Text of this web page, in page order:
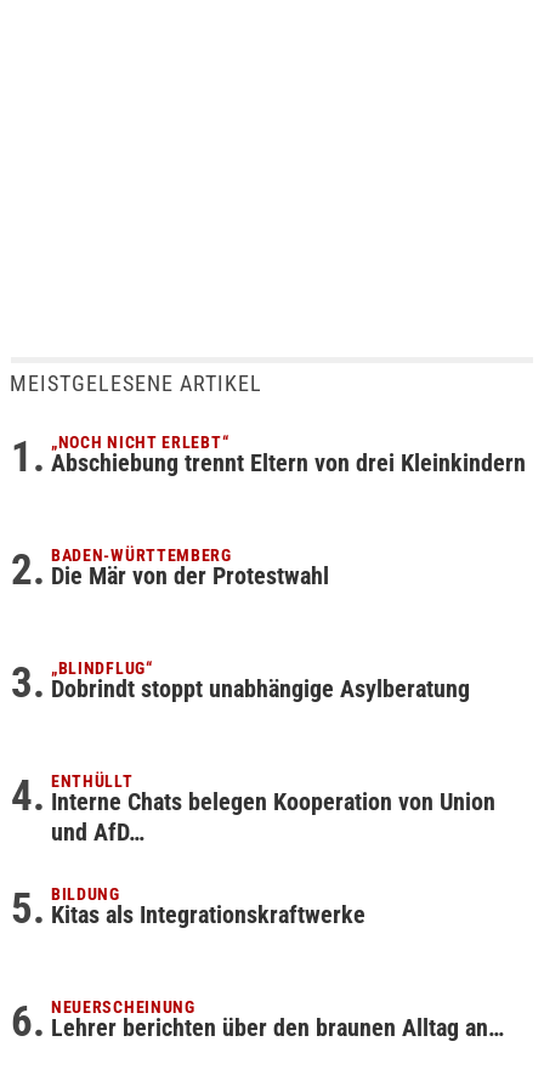
MEISTGELESENE ARTIKEL
„NOCH NICHT ERLEBT“
Abschiebung trennt Eltern von drei Kleinkindern
BADEN-WÜRTTEMBERG
Die Mär von der Protestwahl
„BLINDFLUG“
Dobrindt stoppt unabhängige Asylberatung
ENTHÜLLT
Interne Chats belegen Kooperation von Union
und AfD…
BILDUNG
Kitas als Integrationskraftwerke
NEUERSCHEINUNG
Lehrer berichten über den braunen Alltag an…